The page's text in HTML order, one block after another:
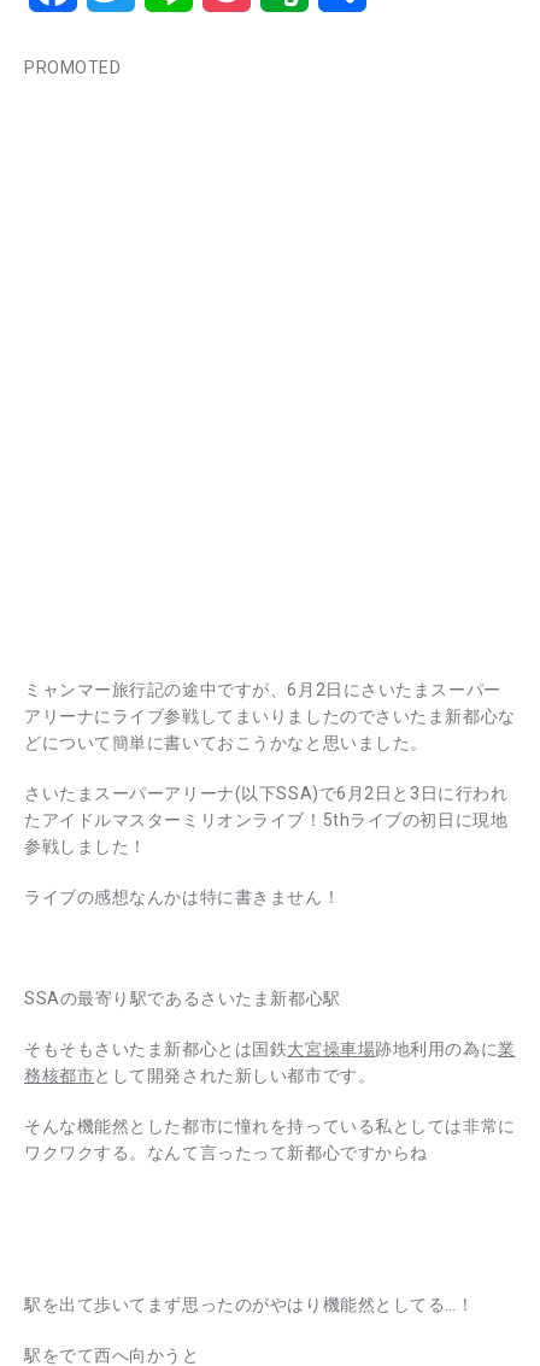
PROMOTED
ミャンマー旅行記の途中ですが、6月2日にさいたまスーパー
アリーナにライブ参戦してまいりましたのでさいたま新都心な
どについて簡単に書いておこうかなと思いました。
さいたまスーパーアリーナ(以下SSA)で6月2日と3日に行われ
たアイドルマスターミリオンライブ！5thライブの初日に現地
参戦しました！
ライブの感想なんかは特に書きません！
SSAの最寄り駅であるさいたま新都心駅
そもそもさいたま新都心とは国鉄大宮操車場跡地利用の為に業
務核都市として開発された新しい都市です。
そんな機能然とした都市に憧れを持っている私としては非常に
ワクワクする。なんて言ったって新都心ですからね
駅を出て歩いてまず思ったのがやはり機能然としてる…！
駅をでて西へ向かうと